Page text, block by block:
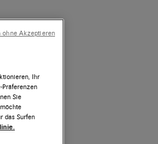
Ihr
Präferenzen
Sie
das Surfen
ohne Akzeptieren